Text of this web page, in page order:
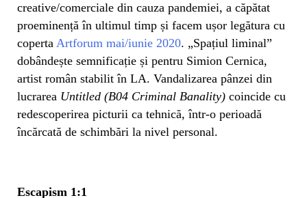
creative/comerciale din cauza pandemiei, a căpătat
proeminență în ultimul timp și facem ușor legătura cu
coperta Artforum mai/iunie 2020. „Spațiul liminal”
dobândește semnificație și pentru Simion Cernica,
artist român stabilit în LA. Vandalizarea pânzei din
lucrarea Untitled (B04 Criminal Banality) coincide cu
redescoperirea picturii ca tehnică, într-o perioadă
încărcată de schimbări la nivel personal.
Escapism 1:1